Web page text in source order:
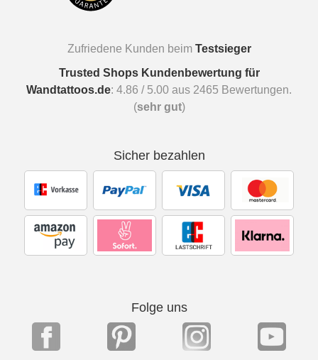
Zufriedene Kunden beim Testsieger
Trusted Shops Kundenbewertung für
Wandtattoos.de: 4.86 / 5.00 aus 2465 Bewertungen.
(sehr gut)
Sicher bezahlen
Folge uns